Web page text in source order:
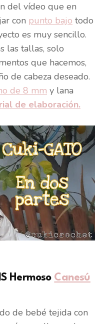
del vídeo que en
con punto bajo todo
es muy sencillo.
las tallas, solo
que hacemos,
de cabeza deseado.
de 8 mm y lana
de elaboración.
Hermoso Canesú
de bebé tejida con